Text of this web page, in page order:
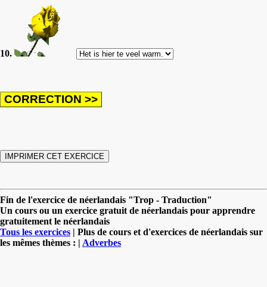
10.
Fin de l'exercice de néerlandais "Trop - Traduction"
Un cours ou un exercice gratuit de néerlandais pour apprendre
gratuitement le néerlandais
Tous les exercices | Plus de cours et d'exercices de néerlandais sur
les mêmes thèmes : | Adverbes